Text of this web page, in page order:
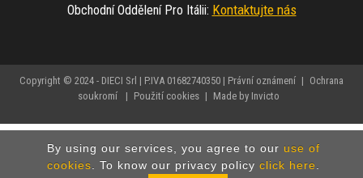
By using our services, you agree to our use of
cookies. To know our privacy policy click here.
Obchodní Oddělení Pro Itálii: Kontaktujte nás
Copyright © 2024 - DIECI Srl | P.IVA 01682740350 | Právní oznámení | Ochrana
soukromí
| Použití cookies | Made by Invicto